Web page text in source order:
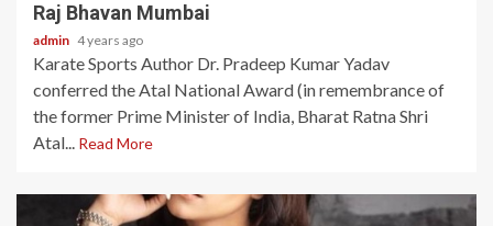
Raj Bhavan Mumbai
admin 4 years ago
Karate Sports Author Dr. Pradeep Kumar Yadav
conferred the Atal National Award (in remembrance of
the former Prime Minister of India, Bharat Ratna Shri
Atal... Read More